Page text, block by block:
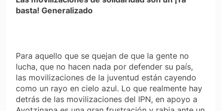
basta! Generalizado
Para aquello que se quejan de que la gente no
lucha, que no hacen nada por defender su país,
las movilizaciones de la juventud están cayendo
como un rayo en cielo azul. Lo que realmente hay
detrás de las movilizaciones del IPN, en apoyo a